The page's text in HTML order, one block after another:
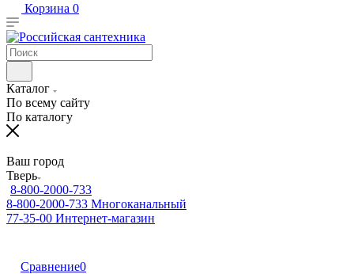
Корзина 0
Каталог
По всему сайту
По каталогу
Ваш город
Тверь
8-800-2000-733
8-800-2000-733 Многоканальный
77-35-00 Интернет-магазин
Сравнение0